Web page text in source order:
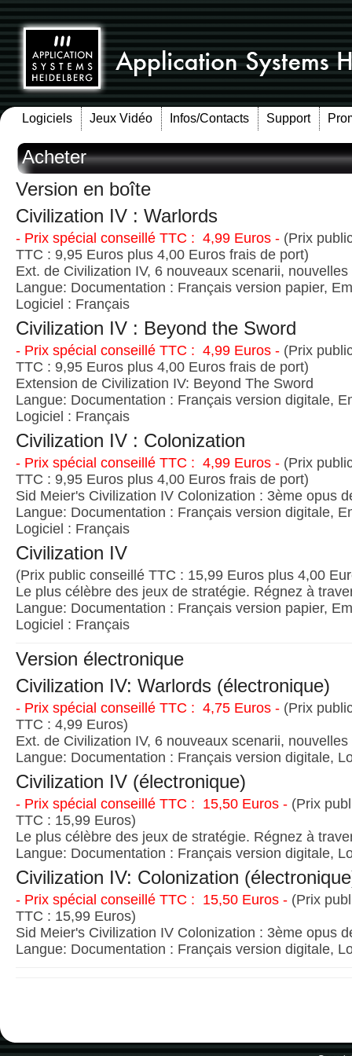
Logiciels Jeux Vidéo Infos/Contacts Support
Acheter
Version en boîte
Civilization IV : Warlords
- Prix spécial conseillé TTC : 4,99 Euros - (Prix
TTC : 9,95 Euros plus 4,00 Euros frais de port)
Ext. de Civilization IV, 6 nouveaux scenarii,
Langue: Documentation : Français version papier,
Logiciel : Français
Civilization IV : Beyond the Sword
- Prix spécial conseillé TTC : 4,99 Euros - (Prix
TTC : 9,95 Euros plus 4,00 Euros frais de port)
Extension de Civilization IV: Beyond The Sword
Langue: Documentation : Français version digitale,
Logiciel : Français
Civilization IV : Colonization
- Prix spécial conseillé TTC : 4,99 Euros - (Prix
TTC : 9,95 Euros plus 4,00 Euros frais de port)
Sid Meier's Civilization IV Colonization : 3ème opus
Langue: Documentation : Français version digitale,
Logiciel : Français
Civilization IV
(Prix public conseillé TTC : 15,99 Euros plus 4,00
Le plus célèbre des jeux de stratégie. Régnez à
Langue: Documentation : Français version papier,
Logiciel : Français
Version électronique
Civilization IV: Warlords (électronique)
- Prix spécial conseillé TTC : 4,75 Euros - (Prix
TTC : 4,99 Euros)
Ext. de Civilization IV, 6 nouveaux scenarii,
Langue: Documentation : Français version digitale,
Civilization IV (électronique)
- Prix spécial conseillé TTC : 15,50 Euros - (Prix
TTC : 15,99 Euros)
Le plus célèbre des jeux de stratégie. Régnez à
Langue: Documentation : Français version digitale,
Civilization IV: Colonization
- Prix spécial conseillé TTC : 15,50 Euros - (Prix
TTC : 15,99 Euros)
Sid Meier's Civilization IV Colonization : 3ème opus
Langue: Documentation : Français version digitale,